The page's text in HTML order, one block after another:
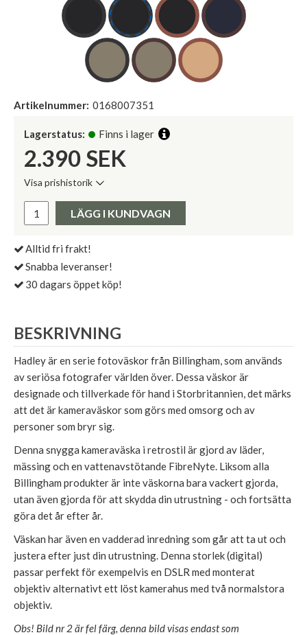
Artikelnummer: 0168007351
Lagerstatus: Finns i lager
2.390 SEK
Visa prishistorik
Pris:
LÄGG I KUNDVAGN
Alltid fri frakt!
Snabba leveranser!
30 dagars öppet köp!
BESKRIVNING
Hadley är en serie fotoväskor från Billingham, som används
av seriösa fotografer världen över. Dessa väskor är
designade och tillverkade för hand i Storbritannien, det märks
att det är kameraväskor som görs med omsorg och av
personer som bryr sig.
Denna snygga kameraväska i retrostil är gjord av läder,
mässing och en vattenavstötande FibreNyte. Liksom alla
Billingham produkter är inte väskorna bara vackert gjorda,
utan även gjorda för att skydda din utrustning - och fortsätta
göra det år efter år.
Väskan har även en vadderad inredning som går att ta ut och
justera efter just din utrustning. Denna storlek (digital)
passar perfekt för exempelvis en DSLR med monterat
objektiv alternativt ett löst kamerahus med två normalstora
objektiv.
Obs! Bild nr 2 är fel färg, denna bild visas endast som